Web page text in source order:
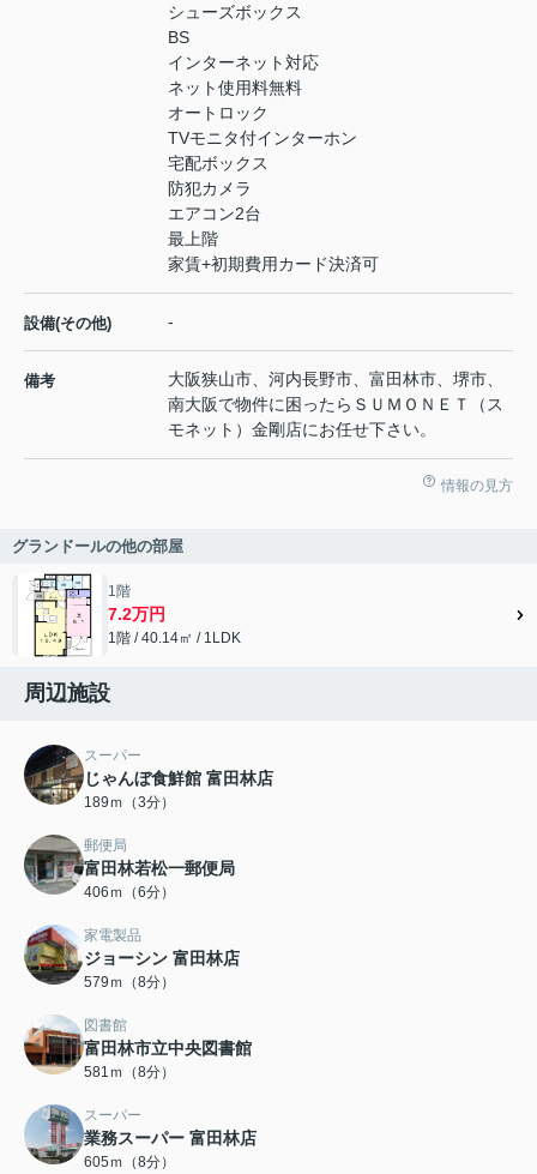
シューズボックス
BS
インターネット対応
ネット使用料無料
オートロック
TVモニタ付インターホン
宅配ボックス
防犯カメラ
エアコン2台
最上階
家賃+初期費用カード決済可
設備(その他) -
備考
大阪狭山市、河内長野市、富田林市、堺市、
南大阪で物件に困ったらＳＵＭＯＮＥＴ（ス
モネット）金剛店にお任せ下さい。
情報の見方
グランドールの他の部屋
1階
7.2万円
1階 / 40.14㎡ / 1LDK
周辺施設
スーパー
じゃんぼ食鮮館 富田林店
189ｍ（3分）
郵便局
富田林若松一郵便局
406ｍ（6分）
家電製品
ジョーシン 富田林店
579ｍ（8分）
図書館
富田林市立中央図書館
581ｍ（8分）
スーパー
業務スーパー 富田林店
605ｍ（8分）